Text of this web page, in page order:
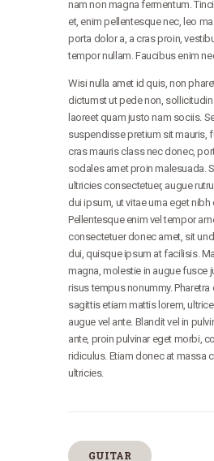
nam non magna fermentum.
et, enim pellentesque nec, leo
porta dolor a, a cras proin,
tempor nullam. Faucibus enim
Wisi nulla amet id quis, non
dictumst ut pede non,
laoreet quam justo nam sociis.
suspendisse pretium sit mauris,
cras mauris class nec donec,
sodales amet proin malesuada.
ultricies consectetuer, augue
dui ipsum, ut vitae urna eget nibh
Pellentesque enim vel tempor
consectetuer donec amet, sit
dui, quisque ipsum at facilisis.
magna, molestie in augue fusce
risus tempus nonummy. Pharetra
sagittis etiam mattis lorem,
augue vel ante. Blandit vel in
ante, proin pulvinar eget morbi,
ridiculus. Etiam donec at massa
ultricies.
GUITAR